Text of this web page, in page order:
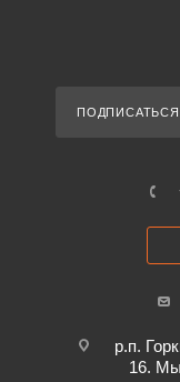
р.п.
16.